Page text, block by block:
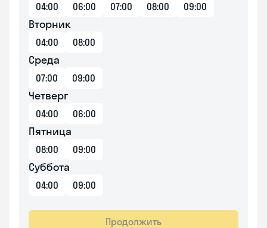
04:00 06:00 07:00 08:00 09:00
Вторник
04:00 08:00
Среда
07:00 09:00
Четверг
04:00 06:00
Пятница
08:00 09:00
Суббота
04:00 09:00
Продолжить